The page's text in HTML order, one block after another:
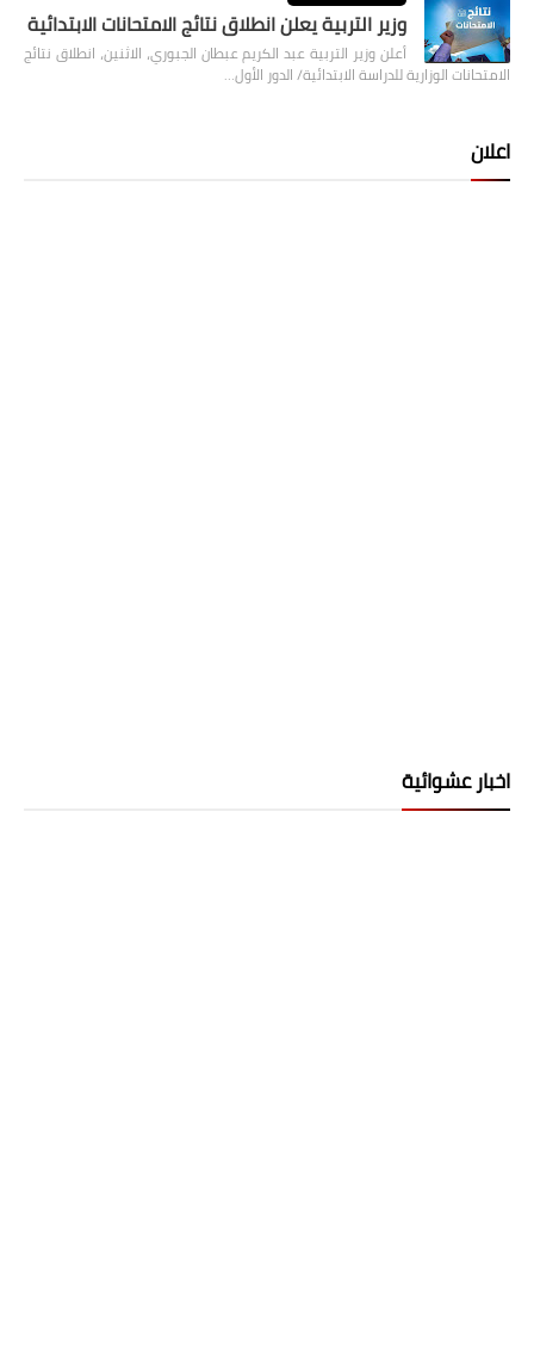
وزير التربية يعلن انطلاق نتائج الامتحانات الابتدائية
أعلن وزير التربية عبد الكريم عبطان الجبوري، الاثنين، انطلاق نتائج
الامتحانات الوزارية للدراسة الابتدائية/ الدور الأول…
اعلان
اخبار عشوائية